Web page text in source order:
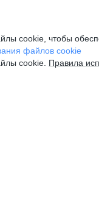
cookie, чтобы
файлов cookie
cookie. Правила